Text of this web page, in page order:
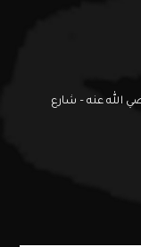
الله عنه – شارع